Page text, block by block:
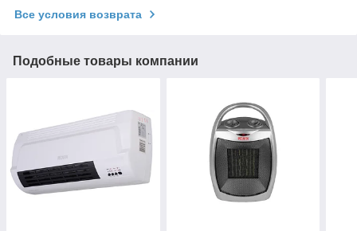
Все условия возврата
Подобные товары компании